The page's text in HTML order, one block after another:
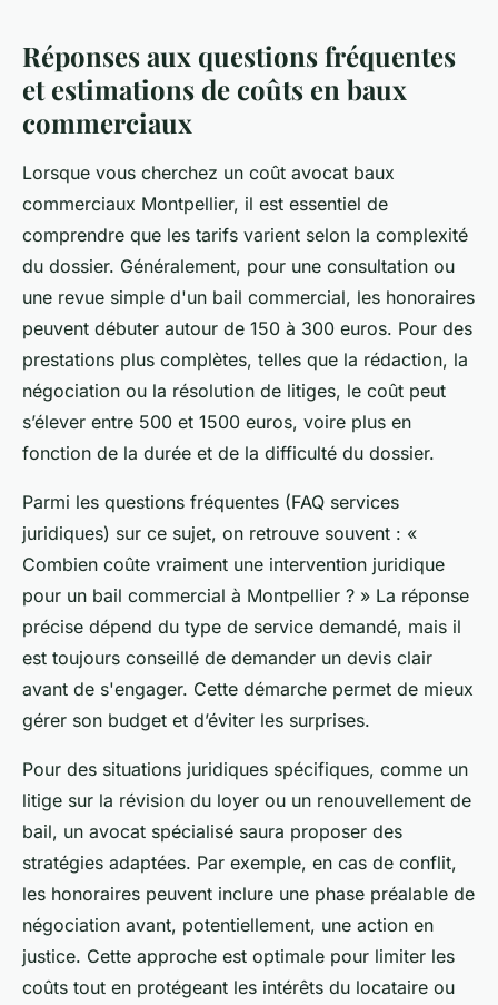
Réponses aux questions fréquentes
et estimations de coûts en baux
commerciaux
Lorsque vous cherchez un coût avocat baux
commerciaux Montpellier, il est essentiel de
comprendre que les tarifs varient selon la complexité
du dossier. Généralement, pour une consultation ou
une revue simple d'un bail commercial, les honoraires
peuvent débuter autour de 150 à 300 euros. Pour des
prestations plus complètes, telles que la rédaction, la
négociation ou la résolution de litiges, le coût peut
s’élever entre 500 et 1500 euros, voire plus en
fonction de la durée et de la difficulté du dossier.
Parmi les questions fréquentes (FAQ services
juridiques) sur ce sujet, on retrouve souvent : «
Combien coûte vraiment une intervention juridique
pour un bail commercial à Montpellier ? » La réponse
précise dépend du type de service demandé, mais il
est toujours conseillé de demander un devis clair
avant de s'engager. Cette démarche permet de mieux
gérer son budget et d’éviter les surprises.
Pour des situations juridiques spécifiques, comme un
litige sur la révision du loyer ou un renouvellement de
bail, un avocat spécialisé saura proposer des
stratégies adaptées. Par exemple, en cas de conflit,
les honoraires peuvent inclure une phase préalable de
négociation avant, potentiellement, une action en
justice. Cette approche est optimale pour limiter les
coûts tout en protégeant les intérêts du locataire ou